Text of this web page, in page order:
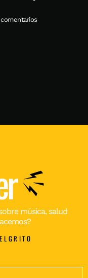
música, salud